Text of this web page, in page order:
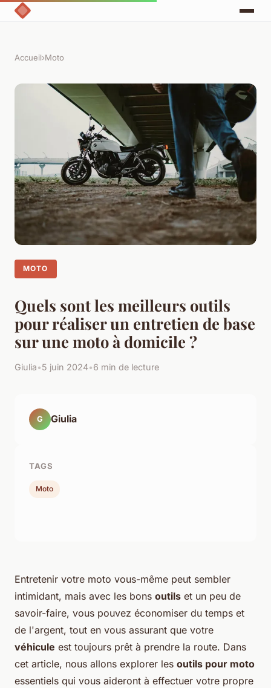
Accueil›Moto
MOTO
Quels sont les meilleurs outils
pour réaliser un entretien de base
sur une moto à domicile ?
Giulia•5 juin 2024•6 min de lecture
Entretenir votre moto vous-même peut sembler
intimidant, mais avec les bons outils et un peu de
savoir-faire, vous pouvez économiser du temps et
de l'argent, tout en vous assurant que votre
véhicule est toujours prêt à prendre la route. Dans
cet article, nous allons explorer les outils pour moto
essentiels qui vous aideront à effectuer votre propre
G Giulia
TAGS
Moto